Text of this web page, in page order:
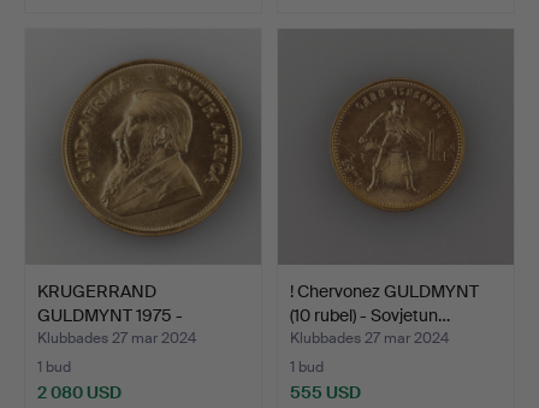
KRUGERRAND
GULDMYNT 1975 -
Sydafrika, Paul…
Klubbades 27 mar 2024
1 bud
2 080 USD
! Chervonez GULDMYNT
(10 rubel) - Sovjetun…
Klubbades 27 mar 2024
1 bud
555 USD